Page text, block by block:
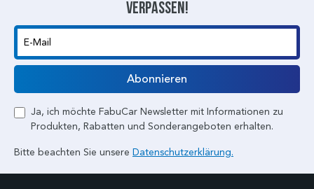
verpassen!
E-Mail
Abonnieren
Ja, ich möchte FabuCar Newsletter mit Informationen zu
Produkten, Rabatten und Sonderangeboten erhalten.
Bitte beachten Sie unsere Datenschutzerklärung.